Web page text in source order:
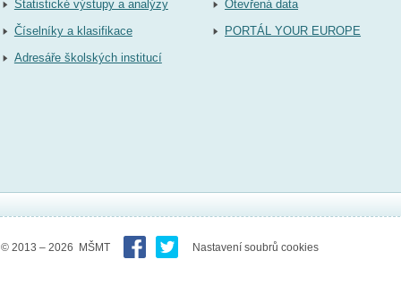
Statistické výstupy a analýzy
Číselníky a klasifikace
Adresáře školských institucí
Otevřená data
PORTÁL YOUR EUROPE
© 2013 – 2026 MŠMT Nastavení soubrů cookies